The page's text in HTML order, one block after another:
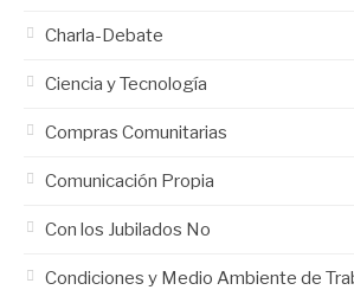
Charla-Debate
Ciencia y Tecnología
Compras Comunitarias
Comunicación Propia
Con los Jubilados No
Condiciones y Medio Ambiente de